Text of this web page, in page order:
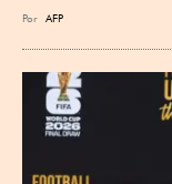
Por AFP